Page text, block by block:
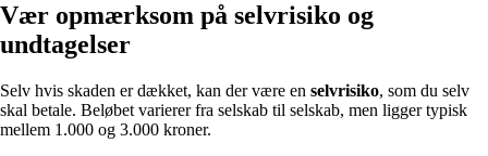
Vær opmærksom på selvrisiko og
undtagelser
Selv hvis skaden er dækket, kan der være en selvrisiko, som du selv
skal betale. Beløbet varierer fra selskab til selskab, men ligger typisk
mellem 1.000 og 3.000 kroner.